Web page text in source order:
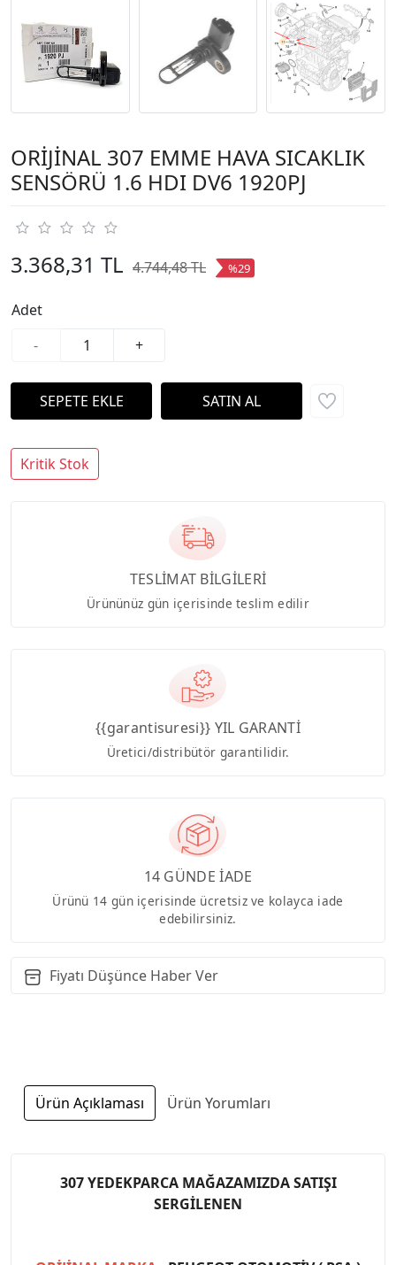
ORİJİNAL 307 EMME HAVA SICAKLIK
SENSÖRÜ 1.6 HDI DV6 1920PJ
3.368,31 TL 4.744,48 TL %29
Adet
-
+
Kritik Stok
TESLİMAT BİLGİLERİ
Ürününüz gün içerisinde teslim edilir
{{garantisuresi}} YIL GARANTİ
Üretici/distribütör garantilidir.
14 GÜNDE İADE
Ürünü 14 gün içerisinde ücretsiz ve kolayca iade
edebilirsiniz.
Fiyatı Düşünce Haber Ver
Ürün Açıklaması Ürün Yorumları
307 YEDEKPARCA MAĞAZAMIZDA SATIŞI
SERGİLENEN